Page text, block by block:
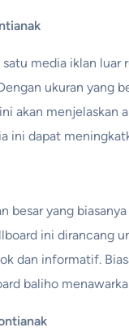
media iklan
ukuran yang
akan menjelaskan
ini dapat
besar yang
ini dirancang
dan informatif.
baliho